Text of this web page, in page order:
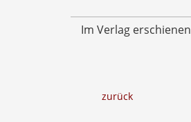
Im Verlag erschienen
zurück